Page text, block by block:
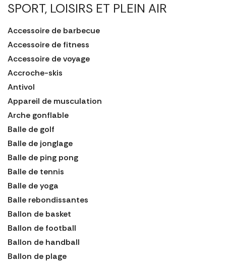
SPORT, LOISIRS ET PLEIN AIR
Accessoire de barbecue
Accessoire de fitness
Accessoire de voyage
Accroche-skis
Antivol
Appareil de musculation
Arche gonflable
Balle de golf
Balle de jonglage
Balle de ping pong
Balle de tennis
Balle de yoga
Balle rebondissantes
Ballon de basket
Ballon de football
Ballon de handball
Ballon de plage